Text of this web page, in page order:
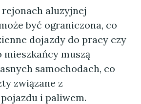
aluzyjnej
być ograniczona, co
dojazdy do pracy czy
mieszkańcy muszą
samochodach, co
związane z
i paliwem.